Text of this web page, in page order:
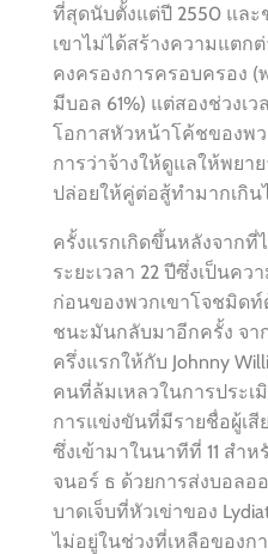
ที่สุดนับตั้งแต่ปี 2550 และ
เขาไม่ได้สร้างความแตก
คงครองการครอบครอง (
มีบอล 61%) แต่สองช่วงเ
โอกาสหัวหน้าโค้ชของพว
การว่าจ้างให้ดูแลให้พยา
ปล่อยให้คู่ต่อสู้ทำมากเกิน
ครั้งแรกเกิดขึ้นหลังจาก
ระยะเวลา 22 ปีซึ่งเป็นค
ก่อนของพวกเขาโจชมิดท์
ชนะมันกลับมาอีกครั้ง จาก
ครึ่งแรกให้กับ Johnny
คนที่ล้มเหลวในการประเ
การแข่งขันที่มีรายชื่อผู้เสี
ซึ่งเข้ามาในนาทีที่ 11 สำห
จนอร์ ธ ด้วยการส่งบอลอ
บาดเจ็บที่หัวเข่าของ
ไม่อยู่ในช่วงที่เหลือของก